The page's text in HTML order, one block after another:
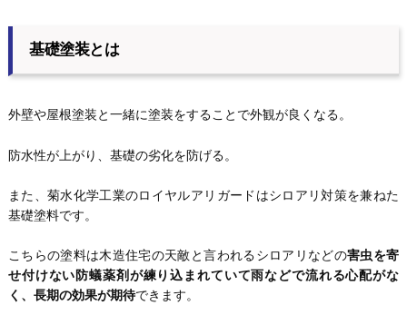
基礎塗装とは
外壁や屋根塗装と一緒に塗装をすることで外観が良くなる。
防水性が上がり、基礎の劣化を防げる。
また、菊水化学工業のロイヤルアリガードはシロアリ対策を兼ねた
基礎塗料です。
こちらの塗料は木造住宅の天敵と言われるシロアリなどの害虫を寄
せ付けない防蟻薬剤が練り込まれていて雨などで流れる心配がな
く、長期の効果が期待できます。